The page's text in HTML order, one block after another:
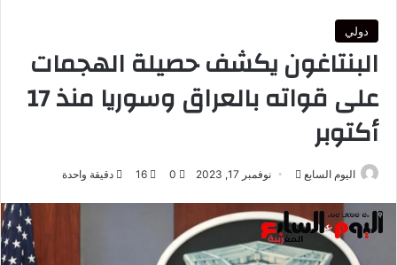
دولي
البنتاغون يكشف حصيلة الهجمات
على قواته بالعراق وسوريا منذ 17
أكتوبر
اليوم السابع
أرسل
إلكترونيا
نوفمبر 17, 2023 0
16 دقيقة واحدة